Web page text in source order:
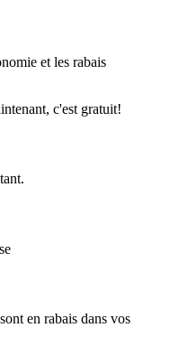
et les rabais
c'est gratuit!
en rabais dans vos